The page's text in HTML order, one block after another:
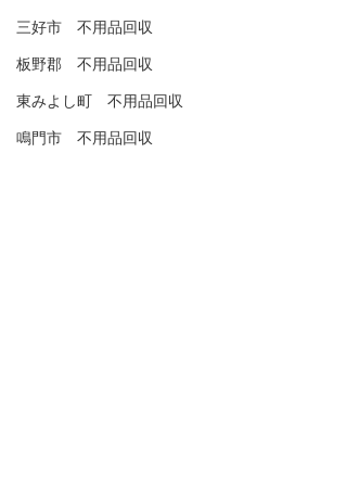
三好市 不用品回収
板野郡 不用品回収
東みよし町 不用品回収
鳴門市 不用品回収